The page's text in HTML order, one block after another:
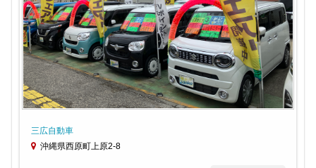
三広自動車
沖縄県西原町上原2-8